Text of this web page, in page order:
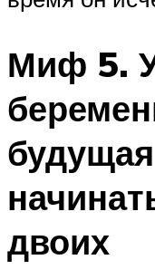
Миф 5.
двоих